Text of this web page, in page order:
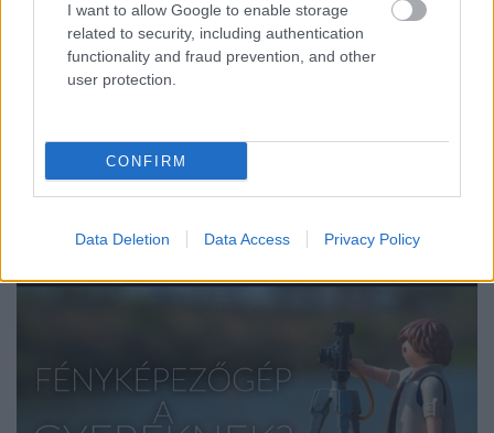
I want to allow Google to enable storage
related to security, including authentication
functionality and fraud prevention, and other
user protection.
CONFIRM
Data Deletion Data Access Privacy Policy
Használt objektív vásárlási tanácsok
(Videóm)
2016. november 22.
Objektívet vennél másodkézből? Megpróbálok
segíteni pár tanáccsal. Jó hosszan.